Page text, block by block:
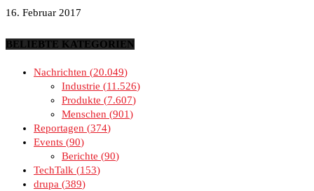
16. Februar 2017
BELIEBTE KATEGORIEN
Nachrichten
20.049
Industrie
11.526
Produkte
7.607
Menschen
901
Reportagen
374
Events 90
Berichte
90
TechTalk
153
drupa
389